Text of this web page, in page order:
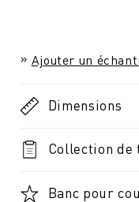
Ajouter un
Dimensions
Collection de
Banc pour